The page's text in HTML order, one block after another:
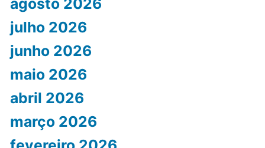
julho 2026
junho 2026
maio 2026
abril 2026
março 2026